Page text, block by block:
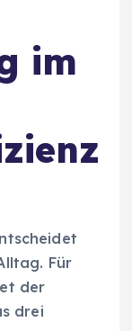
im
Für
der
drei